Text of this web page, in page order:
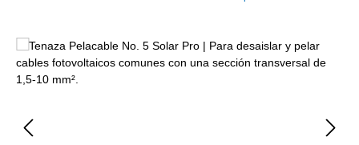
Omitir galería de imágenes